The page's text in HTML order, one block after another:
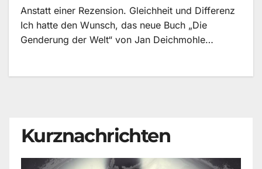
Anstatt einer Rezension. Gleichheit und Differenz
Ich hatte den Wunsch, das neue Buch „Die
Genderung der Welt“ von Jan Deichmohle…
Kurznachrichten